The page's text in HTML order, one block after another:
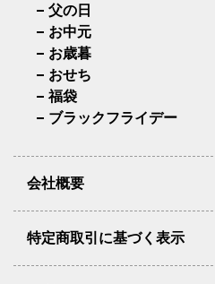
父の日
お中元
お歳暮
おせち
福袋
ブラックフライデー
会社概要
特定商取引に基づく表示